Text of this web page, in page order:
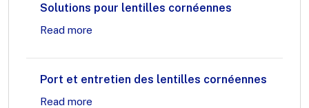
Solutions pour lentilles cornéennes
Read more
Port et entretien des lentilles cornéennes
Read more